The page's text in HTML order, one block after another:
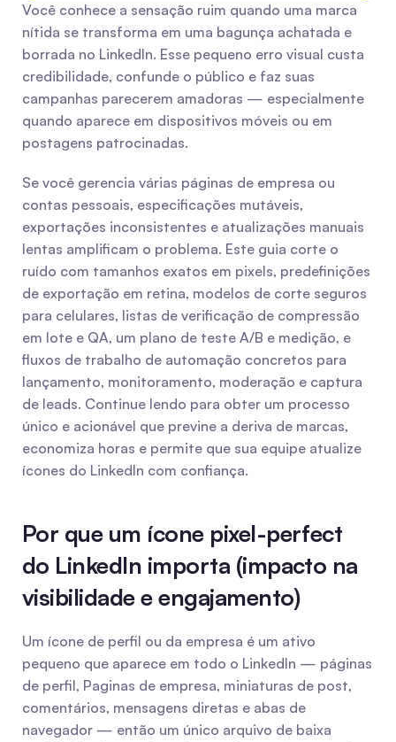
Você conhece a sensação ruim quando uma marca
nítida se transforma em uma bagunça achatada e
borrada no LinkedIn. Esse pequeno erro visual custa
credibilidade, confunde o público e faz suas
campanhas parecerem amadoras — especialmente
quando aparece em dispositivos móveis ou em
postagens patrocinadas.
Se você gerencia várias páginas de empresa ou
contas pessoais, especificações mutáveis,
exportações inconsistentes e atualizações manuais
lentas amplificam o problema. Este guia corte o
ruído com tamanhos exatos em pixels, predefinições
de exportação em retina, modelos de corte seguros
para celulares, listas de verificação de compressão
em lote e QA, um plano de teste A/B e medição, e
fluxos de trabalho de automação concretos para
lançamento, monitoramento, moderação e captura
de leads. Continue lendo para obter um processo
único e acionável que previne a deriva de marcas,
economiza horas e permite que sua equipe atualize
ícones do LinkedIn com confiança.
Por que um ícone pixel-perfect
do LinkedIn importa (impacto na
visibilidade e engajamento)
Um ícone de perfil ou da empresa é um ativo
pequeno que aparece em todo o LinkedIn — páginas
de perfil, Paginas de empresa, miniaturas de post,
comentários, mensagens diretas e abas de
navegador — então um único arquivo de baixa